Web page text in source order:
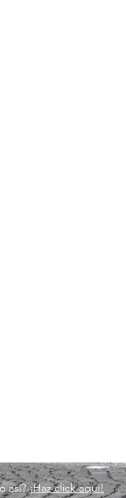
así?¡Haz click aquí!